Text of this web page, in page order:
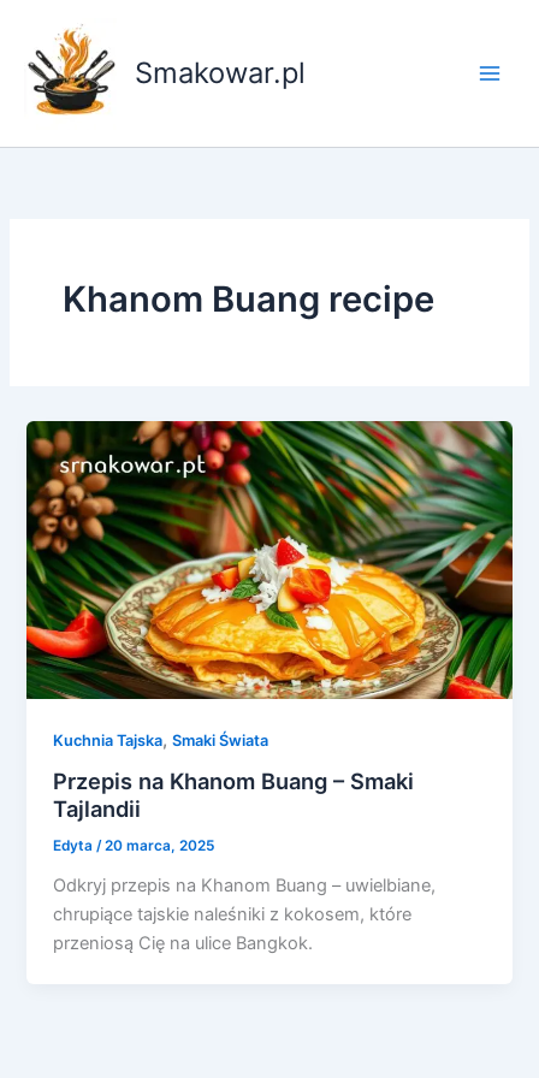
treści
Smakowar.pl
Khanom Buang recipe
Kuchnia Tajska,Smaki Świata
Przepis na Khanom Buang – Smaki
Tajlandii
Edyta/20 marca, 2025
Odkryj przepis na Khanom Buang – uwielbiane,
chrupiące tajskie naleśniki z kokosem, które
przeniosą Cię na ulice Bangkok.